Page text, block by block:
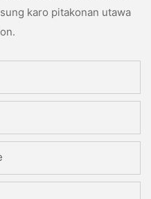
karo pitakonan utawa